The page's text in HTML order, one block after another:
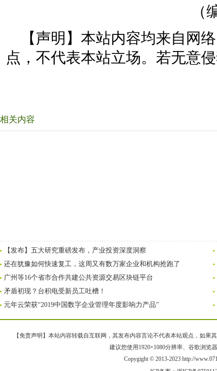
（
【声明】本站内容均来自网
点，不代表本站立场。若无意
相关内容
【发布】五大研究重磅发布，产业投资深度洞察
还在犹豫如何快速复工，这周又有数万家企业和机构抢跑了
广州等16个省市合作共建公共资源交易区块链平台
矛盾初现？台积电受新员工吐槽！
元年云荣获“2019中国数字企业管理年度影响力产品”
【免责声明】本站内容转载自互联网，其发布内容言论不代表本站观点，如果
建议您使用1920×1080分辨率、谷歌浏览
Copygight © 2013-2023 http://